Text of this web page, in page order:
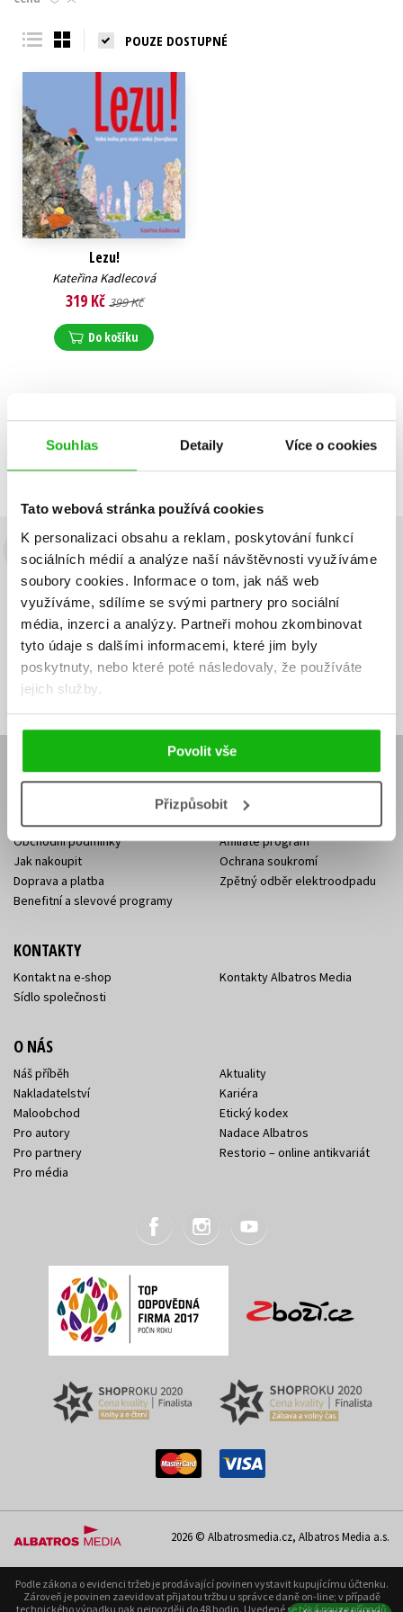
Souhlas Detaily Více o cookies
Tato webová stránka používá cookies
K personalizaci obsahu a reklam, poskytování funkcí
sociálních médií a analýze naší návštěvnosti využíváme
soubory cookies. Informace o tom, jak náš web
využíváme, sdílíme se svými partnery pro sociální
média, inzerci a analýzy. Partneři mohou zkombinovat
tyto údaje s dalšími informacemi, které jim byly
poskytnuty, nebo které poté následovaly, že používáte
jejich služby.
Povolit vše
Přizpůsobit
Young adult (SK)
POUZE DOSTUPNÉ
Lezu!
Kateřina Kadlecová
319 Kč 399 Kč
Do košíku
Zobraz záznamů
Předchozí
Budete to vědět jako první!
Zajímá Vás, jaký knižní hit právě vychází, na jaké zboží je výhodná
sleva, jaká běží soutěž o ceny? Přihlášením k odběru našich e-
mailových novineksouhlasíte se zpracováním osobních údajů.
Vaše e-
mailová
adresa
Vaše e-
mailová
adresa
Vaše e-mailová adresa Přihlásit se
E-SHOP
Naši autoři
Obchodní podmínky
Jak nakoupit
Doprava a platba
Benefitní a slevové programy
Knižní novinky
Dárkové poukazy
Affiliate program
Ochrana soukromí
Zpětný odběr elektroodpadu
KONTAKTY
Kontakt na e-shop
Sídlo společnosti
Kontakty Albatros Media
O NÁS
Náš příběh
Nakladatelství
Maloobchod
Pro autory
Pro partnery
Pro média
Aktuality
Kariéra
Etický kodex
Nadace Albatros
Restorio – online antikvariát
2026 © Albatrosmedia.cz, Albatros Media a.s.
Podle zákona o evidenci tržeb je prodávající povinen vystavit kupujícímu účtenku.
Zároveň je povinen zaevidovat přijatou tržbu u správce daně on-line; v případě
technického výpadku pak nejpozději do 48 hodin. Uvedené se týká pouze případů